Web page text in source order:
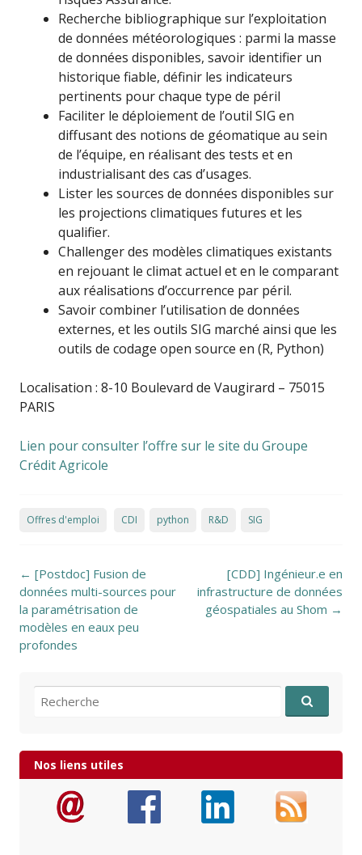
Recherche bibliographique sur l’exploitation
de données météorologiques : parmi la masse
de données disponibles, savoir identifier un
historique fiable, définir les indicateurs
pertinents pour chaque type de péril
Faciliter le déploiement de l’outil SIG en
diffusant des notions de géomatique au sein
de l’équipe, en réalisant des tests et en
industrialisant des cas d’usages.
Lister les sources de données disponibles sur
les projections climatiques futures et les
qualifier.
Challenger des modèles climatiques existants
en rejouant le climat actuel et en le comparant
aux réalisations d’occurrence par péril.
Savoir combiner l’utilisation de données
externes, et les outils SIG marché ainsi que les
outils de codage open source en (R, Python)
Localisation : 8-10 Boulevard de Vaugirard – 75015
PARIS
Lien pour consulter l’offre sur le site du Groupe
Crédit Agricole
Offres d'emploi CDI python R&D SIG
Post navigation
← [Postdoc] Fusion de
données multi-sources pour
la paramétrisation de
modèles en eaux peu
profondes
[CDD] Ingénieur.e en
infrastructure de données
géospatiales au Shom →
Recherche pour:
Nos liens utiles